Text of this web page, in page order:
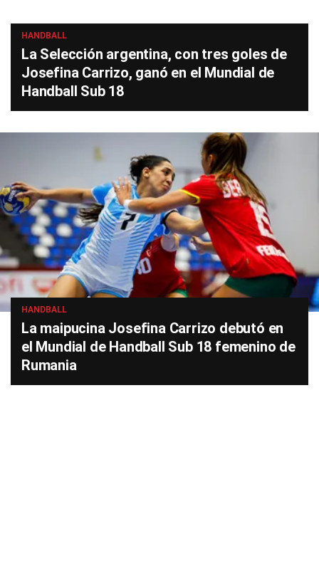
HANDBALL
La Selección argentina, con tres goles de
Josefina Carrizo, ganó en el Mundial de
Handball Sub 18
HANDBALL
La maipucina Josefina Carrizo debutó en
el Mundial de Handball Sub 18 femenino de
Rumania